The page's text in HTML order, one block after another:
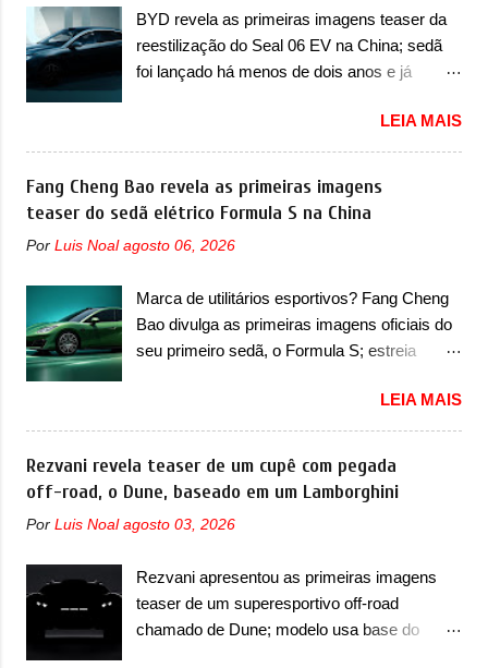
destacaram nas vendas em 1994 foram o
Renault R19 que vinha em 3 versões de
carroceria, sendo duas do hatch e o sedan, a
passará a ser vendido na China apenas
como ‘20’. Junto das mudanças visuais, a
marca confirmou que ele pode ser um dos
novo motor elétrico. Chamado de ’16 em 1’,
também chamado de Thunder, ele apresenta
uma melhoria de eficiência térmica e integra
12 elementos de hardware. Entre eles, motor
elétrico, controlador de motor, redutor,
LBMS, VCU, TMS, controle ativo de pré-
carga e gateway de domínio de energia. Há
mais quatro recursos de software como
BYD revela as primeiras imagens teaser da
reestilização do Seal 06 EV na China; sedã
foi lançado há menos de dois anos e já
revelou as primeiras imagens teaser de uma
mudança visual para um dos seus menores
sedãs elétricos na China, pertencente à linha
Ocean. Trata-se do Seal 06 EV, lançado no
de um ano. O modelo agora passará a ser
na traseira, que vão atualizá-los para a
identidade visual mais moderna da marca,
mas ainda sem motivos para que essa
não deve ter agradado em nada os primeiros
consumidores). Pelas imagens teaser, se
percebe que o sedã contará com um novo
para-choque na dianteira. Ele passa a trazer
um vinco horizontal mais destacado que
logo abaixo do logotipo e dos faróis. Ele ainda
possui um espaço para a placa novo abaixo
do vinco e uma nova entrada de ar inferio...
LEIA MAIS
Fang Cheng Bao revela as primeiras imagens
teaser do sedã elétrico Formula S na China
Por Luis Noal agosto 06, 2026
Marca de utilitários esportivos? Fang Cheng
Bao divulga as primeiras imagens oficiais do
seu primeiro sedã, o Formula S; estreia
como uma marca com utilitários esportivos, a
Fang Cheng Bao nasceu como uma empresa
voltada a desenvolver utilitários esportivos
com uma pegada mais off-road. E isso
funcionou muito bem com o lançamento dos
modelos Bao 5 e Bao 8, além do Tai 3 e Tai 7.
vez no segmento de... sedãs. Antecipado por
imagens teaser, o Formula S será o primeiro
três volumes da Fang Cheng Bao, que
LEIA MAIS
Rezvani revela teaser de um cupê com pegada
off-road, o Dune, baseado em um Lamborghini
Por Luis Noal agosto 03, 2026
Rezvani apresentou as primeiras imagens
teaser de um superesportivo off-road
chamado de Dune; modelo usa base do